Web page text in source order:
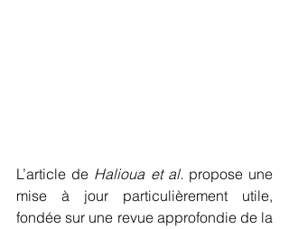
L’article de Halioua et al. propose une
mise à jour particulièrement utile,
fondée sur une revue approfondie de la